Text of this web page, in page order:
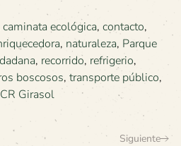
caminata ecológica, contacto,
, naturaleza, Parque
, recorrido, refrigerio,
boscosos, transporte público,
Girasol
Siguiente